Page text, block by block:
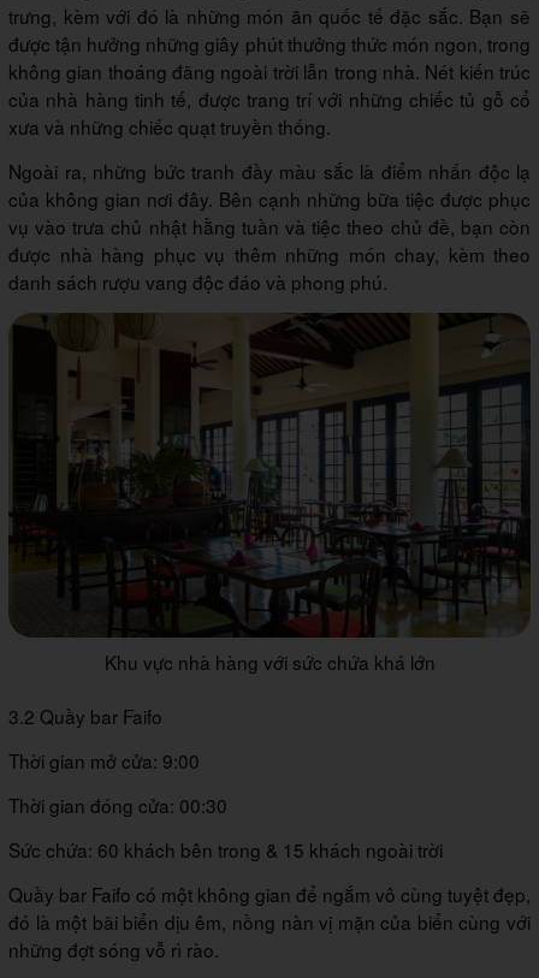
trưng, kèm với đó là những món ăn quốc tế đặc sắc. Bạn sẽ
được tận hưởng những giây phút thưởng thức món ngon, trong
không gian thoáng đãng ngoài trời lẫn trong nhà. Nét kiến trúc
của nhà hàng tinh tế, được trang trí với những chiếc tủ gỗ cổ
xưa và những chiếc quạt truyền thống.
Ngoài ra, những bức tranh đầy màu sắc là điểm nhấn độc lạ
của không gian nơi đây. Bên cạnh những bữa tiệc được phục
vụ vào trưa chủ nhật hằng tuần và tiệc theo chủ đề, bạn còn
được nhà hàng phục vụ thêm những món chay, kèm theo
danh sách rượu vang độc đáo và phong phú.
Khu vực nhà hàng với sức chứa khá lớn
3.2 Quầy bar Faifo
Thời gian mở cửa: 9:00
Thời gian đóng cửa: 00:30
Sức chứa: 60 khách bên trong & 15 khách ngoài trời
Quầy bar Faifo có một không gian để ngắm vô cùng tuyệt đẹp,
đó là một bãi biển dịu êm, nồng nàn vị mặn của biển cùng với
những đợt sóng vỗ rì rào.